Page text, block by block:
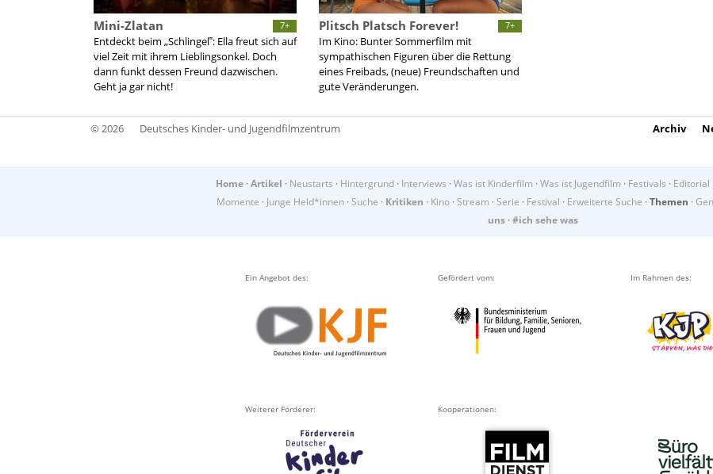
7+
Mini-Zlatan
Entdeckt beim „Schlingel‟: Ella freut sich auf
viel Zeit mit ihrem Lieblingsonkel. Doch
dann funkt dessen Freund dazwischen.
Geht ja gar nicht!
7+
Plitsch Platsch Forever!
Im Kino: Bunter Sommerfilm mit
sympathischen Figuren über die Rettung
eines Freibads, (neue) Freundschaften und
gute Veränderungen.
© 2026 Deutsches Kinder- und Jugendfilmzentrum Archiv
Home · Artikel · Neustarts · Hintergrund · Interviews · Was ist Kinderfilm · Was ist Jugendfilm · Festivals · Editorial
Momente · Junge Held*innen· Suche · Kritiken · Kino· Stream · Serie · Festival · Erweiterte Suche · Themen ·
uns · #ich sehe was
Ein Angebot des: Gefördert vom: Im Rahmen des:
Weiterer Förderer: Kooperationen: